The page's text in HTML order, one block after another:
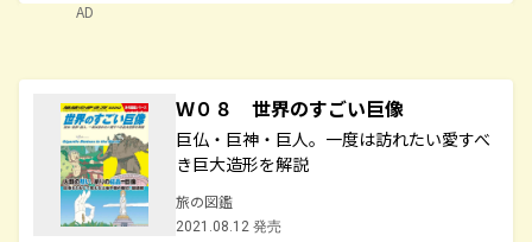
AD
Ｗ０８ 世界のすごい巨像
巨仏・巨神・巨人。一度は訪れたい愛すべ
き巨大造形を解説
旅の図鑑
2021.08.12 発売